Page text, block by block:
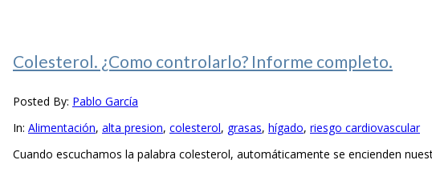
Colesterol. ¿Como controlarlo? Informe completo.
Posted By: Pablo García
In: Alimentación, alta presion, colesterol, grasas, hígado, riesgo cardiovascular
Cuando escuchamos la palabra colesterol, automáticamente se encienden